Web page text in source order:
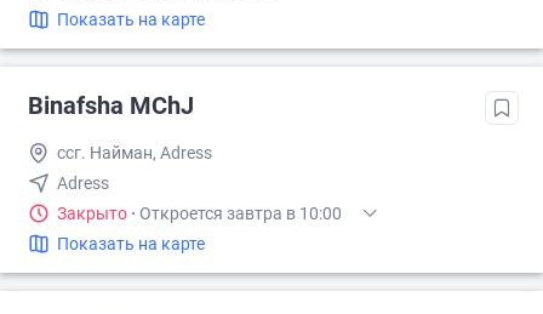
Показать на карте
Binafsha MChJ
ссг. Найман, Adress
Adress
Закрыто · Откроется завтра в 10:00
Показать на карте